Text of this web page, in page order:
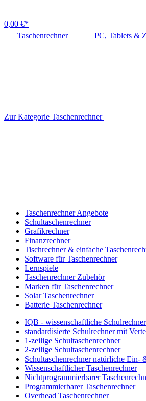
0,00 €*
Taschenrechner
PC, Tablets &
Zur Kategorie Taschenrechner
Taschenrechner Angebote
Schultaschenrechner
Grafikrechner
Finanzrechner
Tischrechner & einfache
Software für Taschenrechner
Lernspiele
Taschenrechner Zubehör
Marken für Taschenrechner
Solar Taschenrechner
Batterie Taschenrechner
IQB - wissenschaftliche Schulrechner
standardisierte Schulrechner mit
1-zeilige Schultaschenrechner
2-zeilige Schultaschenrechner
Schultaschenrechner natürliche Ein-
Wissenschaftlicher Taschenrechner
Nichtprogrammierbarer
Programmierbarer Taschenrechner
Overhead Taschenrechner